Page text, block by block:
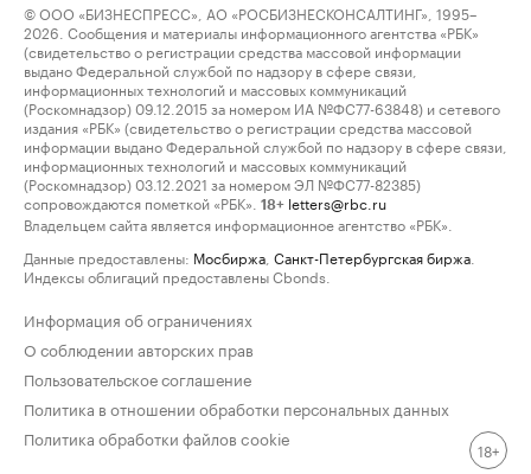
© ООО «БИЗНЕСПРЕСС», АО «РОСБИЗНЕСКОНСАЛТИНГ», 1995–
2026. Сообщения и материалы информационного агентства «РБК»
(свидетельство о регистрации средства массовой информации
выдано Федеральной службой по надзору в сфере связи,
информационных технологий и массовых коммуникаций
(Роскомнадзор) 09.12.2015 за номером ИА №ФС77-63848) и сетевого
издания «РБК» (свидетельство о регистрации средства массовой
информации выдано Федеральной службой по надзору в сфере связи,
информационных технологий и массовых коммуникаций
(Роскомнадзор) 03.12.2021 за номером ЭЛ №ФС77-82385)
сопровождаются пометкой «РБК».
18+ letters@rbc.ru
Владельцем сайта является информационное агентство «РБК».
Данные предоставлены: Мосбиржа Санкт-Петербургская биржа
Индексы облигаций предоставлены Cbonds.
Информация об ограничениях
О соблюдении авторских прав
Пользовательское соглашение
Политика в отношении обработки персональных данных
Политика обработки файлов cookie
18+